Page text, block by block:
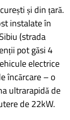
și din țară.
instalate în
(strada
pot găsi 4
electrice
încărcare – o
ultrarapidă de
de 22kW.